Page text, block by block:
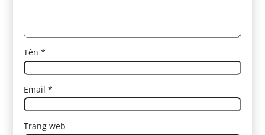
Tên*
Email*
Trang web